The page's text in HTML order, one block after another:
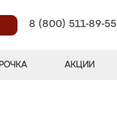
8 (800) 511-89-55
АКЦИИ